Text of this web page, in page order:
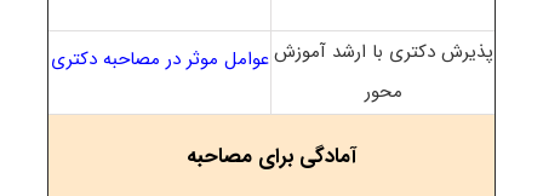
پذیرش دکتری با ارشد آموزش
محور
عوامل موثر در مصاحبه دکتری
آمادگی برای مصاحبه